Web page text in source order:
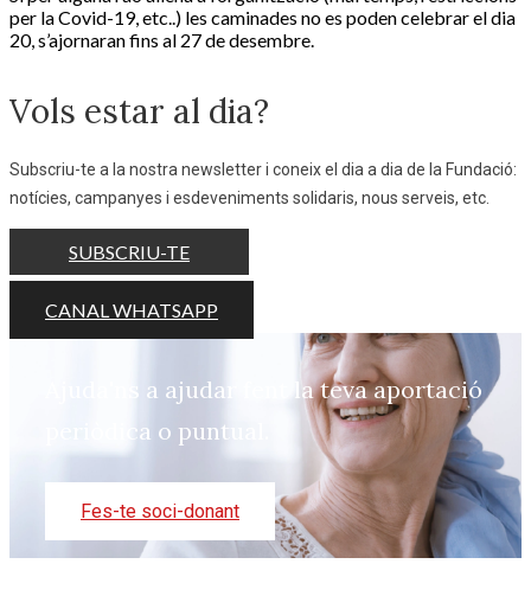
per la Covid-19, etc..) les caminades no es poden celebrar el dia
20, s’ajornaran fins al 27 de desembre.
Vols estar al dia?
Subscriu-te a la nostra newsletter i coneix el dia a dia de la Fundació:
notícies, campanyes i esdeveniments solidaris, nous serveis, etc.
SUBSCRIU-TE
CANAL WHATSAPP
Ajuda'ns a ajudar fent la teva aportació
periòdica o puntual.
Fes-te soci-donant